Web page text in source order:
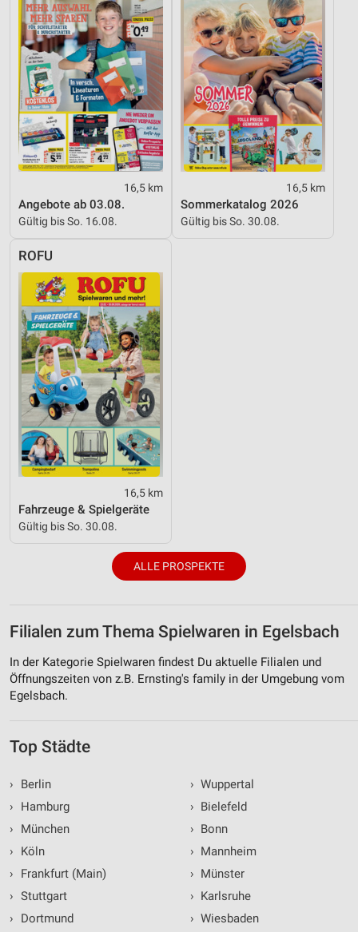
16,5 km
Angebote ab 03.08.
Gültig bis So. 16.08.
16,5 km
Sommerkatalog 2026
Gültig bis So. 30.08.
ROFU
16,5 km
Fahrzeuge & Spielgeräte
Gültig bis So. 30.08.
ALLE PROSPEKTE
Filialen zum Thema Spielwaren in Egelsbach
In der Kategorie Spielwaren findest Du aktuelle Filialen und
Öffnungszeiten von z.B. Ernsting's family in der Umgebung vom
Egelsbach.
Top Städte
›
Berlin
›
Hamburg
›
München
›
Köln
›
Frankfurt (Main)
› Stuttgart
›
Dortmund
› Wuppertal
› Bielefeld
› Bonn
› Mannheim
› Münster
› Karlsruhe
› Wiesbaden
Performance
Funktional
Werbung